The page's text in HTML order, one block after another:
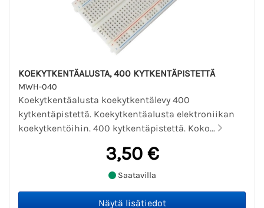
KOEKYTKENTÄALUSTA, 400 KYTKENTÄPISTETTÄ
MWH-040
Koekytkentäalusta koekytkentälevy 400
kytkentäpistettä. Koekytkentäalusta elektroniikan
koekytkentöihin. 400 kytkentäpistettä. Koko...
3,50 €
Saatavilla